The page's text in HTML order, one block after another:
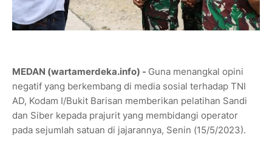
MEDAN (wartamerdeka.info) - Guna menangkal opini
negatif yang berkembang di media sosial terhadap TNI
AD, Kodam I/Bukit Barisan memberikan pelatihan Sandi
dan Siber kepada prajurit yang membidangi operator
pada sejumlah satuan di jajarannya, Senin (15/5/2023).